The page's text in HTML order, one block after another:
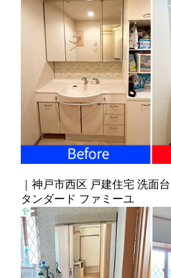
｜神戸市西区 戸建住宅 洗面
タンダード ファミーユ